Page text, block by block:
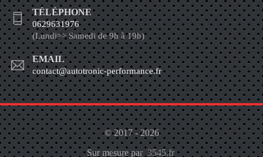
TÉLÉPHONE
0629631976
(Lundi=> Samedi de 9h à 19h)
EMAIL
contact@autotronic-performance.fr
© 2017 - 2026
Sur mesure par 3545.fr